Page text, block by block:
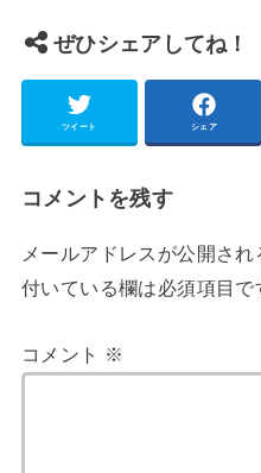
ぜひシェアしてね！
ツイート シェア
コメントを残す
メールアドレスが公開され
付いている欄は必須項目で
コメント ※